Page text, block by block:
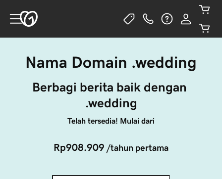
Nama Domain .wedding
Berbagi berita baik dengan
.wedding
Telah tersedia! Mulai dari
Rp908.909 /tahun pertama